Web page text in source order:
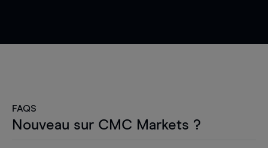
FAQS
Nouveau sur CMC Markets ?